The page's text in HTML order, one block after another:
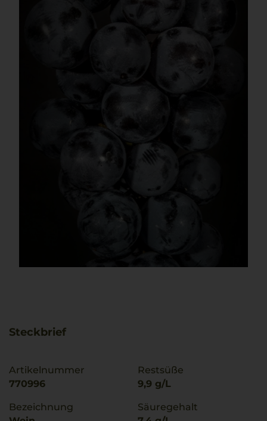
Steckbrief
Artikelnummer
770996
Bezeichnung
Restsüße
9,9 g/L
Säuregehalt